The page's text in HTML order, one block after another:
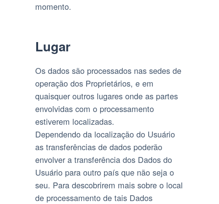
momento.
Lugar
Os dados são processados ​​nas sedes de
operação dos Proprietários, e em
quaisquer outros lugares onde as partes
envolvidas com o processamento
estiverem localizadas.
Dependendo da localização do Usuário
as transferências de dados poderão
envolver a transferência dos Dados do
Usuário para outro país que não seja o
seu. Para descobrirem mais sobre o local
de processamento de tais Dados